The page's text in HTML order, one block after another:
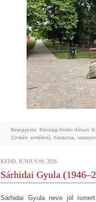
Bejegyezte: Bánsági Andor dátum:
Címkék: emlékmű Kistarcsa
KEDD, JÚNIUS 09, 2026
Sárhidai Gyula
Sárhidai Gyula neve jól